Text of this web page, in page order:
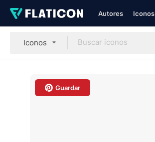
Autores Iconos
Iconos
Guardar